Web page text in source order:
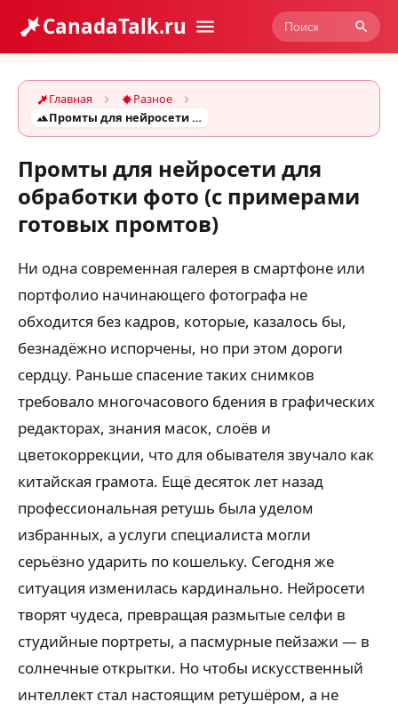
CanadaTalk.ru
Главная
Разное
Промты для нейросети для обработки фото (с примерами готовых промтов)
Промты для нейросети для
обработки фото (с примерами
готовых промтов)
Ни одна современная галерея в смартфоне или
портфолио начинающего фотографа не
обходится без кадров, которые, казалось бы,
безнадёжно испорчены, но при этом дороги
сердцу. Раньше спасение таких снимков
требовало многочасового бдения в графических
редакторах, знания масок, слоёв и
цветокоррекции, что для обывателя звучало как
китайская грамота. Ещё десяток лет назад
профессиональная ретушь была уделом
избранных, а услуги специалиста могли
серьёзно ударить по кошельку. Сегодня же
ситуация изменилась кардинально. Нейросети
творят чудеса, превращая размытые селфи в
студийные портреты, а пасмурные пейзажи — в
солнечные открытки. Но чтобы искусственный
интеллект стал настоящим ретушёром, а не